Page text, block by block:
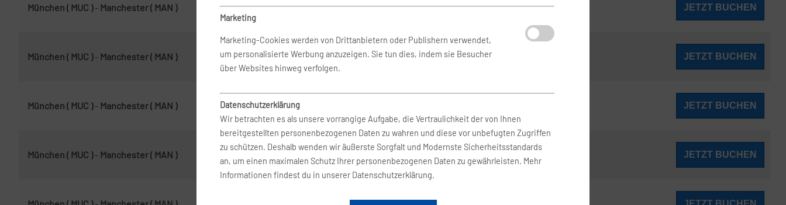
München ( MUC )- Manchester ( MAN ) 14. Okt. 2026-18. Okt. 2026 CitizenPlane ab JETZT BUCHEN
München ( MUC )- Manchester ( MAN ) 7. Okt. 2026-14. Okt. 2026 CitizenPlane JETZT BUCHEN
München ( MUC )- Manchester ( MAN ) 8. Okt. 2026- JETZT BUCHEN
München ( MUC )- Manchester ( MAN ) JETZT BUCHEN
Marketing
Marketing-Cookies werden von Drittanbietern oder Publishern verwendet,
um personalisierte Werbung anzuzeigen. Sie tun dies, indem sie Besucher
über Websites hinweg verfolgen.
Datenschutzerklärung
Wir betrachten es als unsere vorrangige Aufgabe, die Vertraulichkeit der von Ihnen
bereitgestellten personenbezogenen Daten zu wahren und diese vor unbefugten Zugriffen
zu schützen. Deshalb wenden wir äußerste Sorgfalt und Modernste Sicherheitsstandards
an, um einen maximalen Schutz Ihrer personenbezogenen Daten zu gewährleisten. Mehr
Informationen findest du in unserer Datenschutzerklärung.